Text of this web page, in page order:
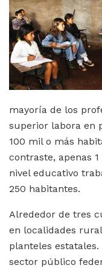
mayoría de los
superior labora en
100 mil o más
contraste, apenas
nivel educativo
250 habitantes.
Alrededor de tres
en localidades
planteles
sector público